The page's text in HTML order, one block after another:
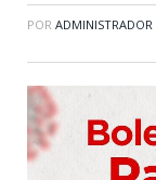
POR ADMINISTRADOR